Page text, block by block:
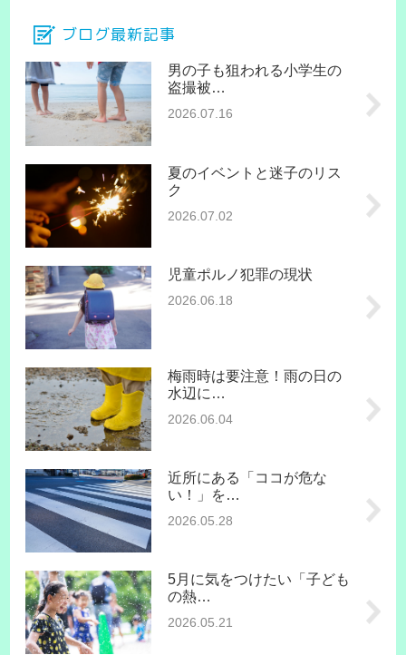
ブログ最新記事
男の子も狙われる小学生の
盗撮被…
2026.07.16
夏のイベントと迷子のリス
ク
2026.07.02
児童ポルノ犯罪の現状
2026.06.18
梅雨時は要注意！雨の日の
水辺に…
2026.06.04
近所にある「ココが危な
い！」を…
2026.05.28
5月に気をつけたい「子ども
の熱…
2026.05.21